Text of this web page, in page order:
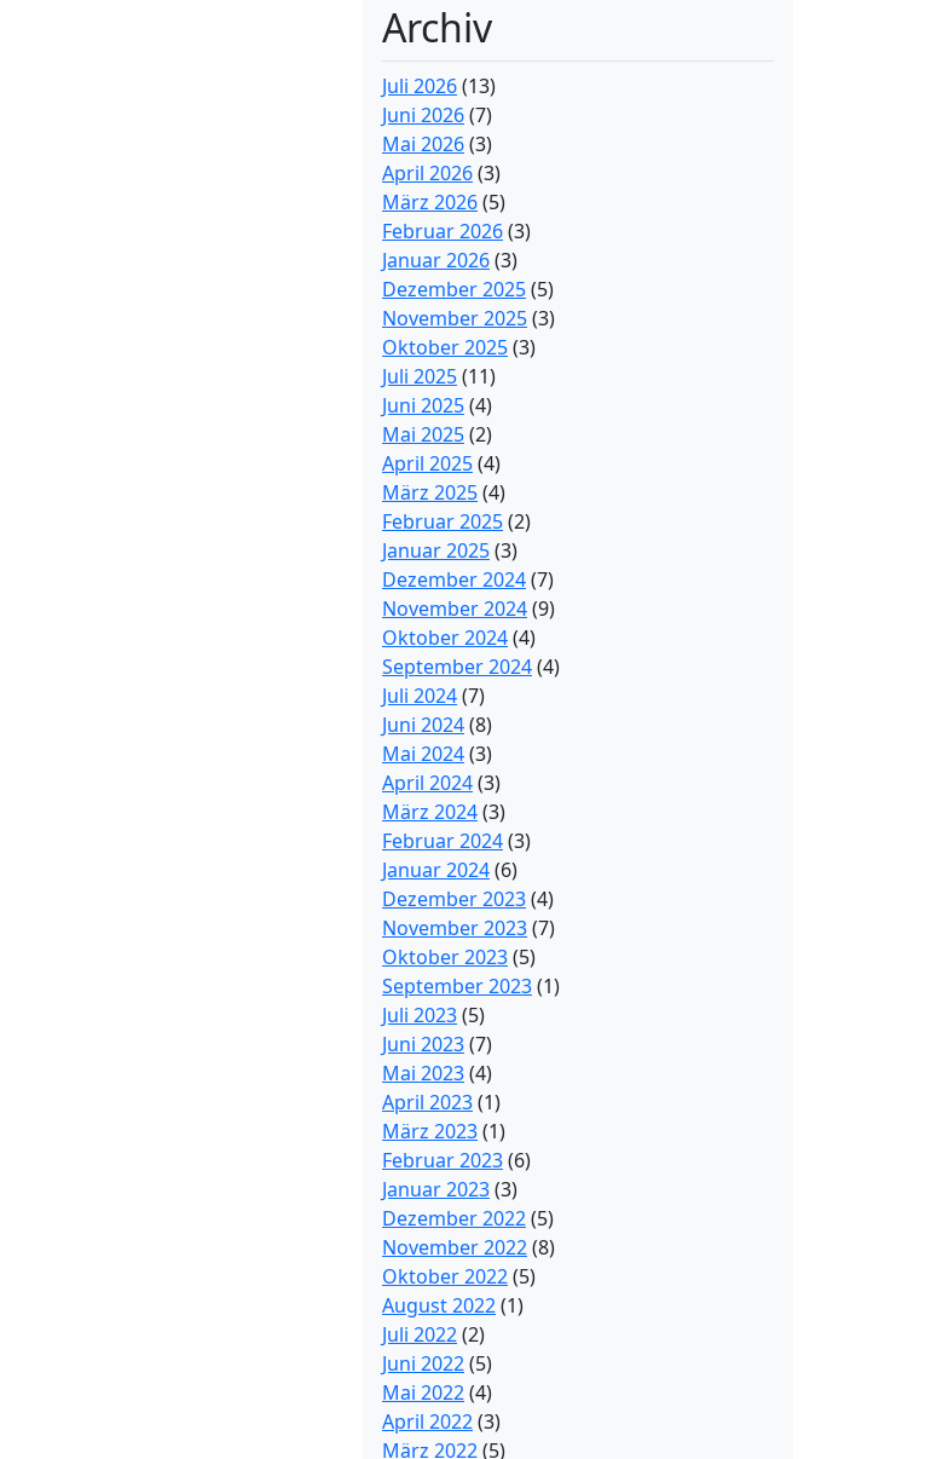
Archiv
Juli 2026(13)
Juni 2026(7)
Mai 2026(3)
April 2026(3)
März 2026(5)
Februar 2026(3)
Januar 2026(3)
Dezember 2025(5)
November 2025(3)
Oktober 2025(3)
Juli 2025(11)
Juni 2025(4)
Mai 2025(2)
April 2025(4)
März 2025(4)
Februar 2025(2)
Januar 2025(3)
Dezember 2024(7)
November 2024(9)
Oktober 2024(4)
September 2024(4)
Juli 2024(7)
Juni 2024(8)
Mai 2024(3)
April 2024(3)
März 2024(3)
Februar 2024(3)
Januar 2024(6)
Dezember 2023(4)
November 2023(7)
Oktober 2023(5)
September 2023(1)
Juli 2023(5)
Juni 2023(7)
Mai 2023(4)
April 2023(1)
März 2023(1)
Februar 2023(6)
Januar 2023(3)
Dezember 2022(5)
November 2022(8)
Oktober 2022(5)
August 2022(1)
Juli 2022(2)
Juni 2022(5)
Mai 2022(4)
April 2022(3)
März 2022(5)